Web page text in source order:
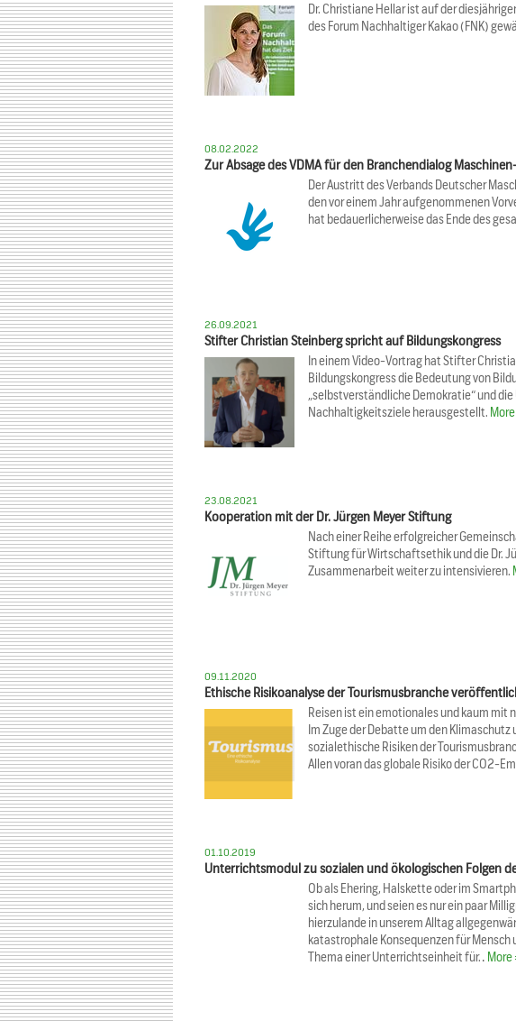
Dr. Christiane Hellar ist auf der
des Forum Nachhaltiger Kakao (FNK)
08.02.2022
Zur Absage des VDMA für den Branchendialog
Der Austritt des Verbands Deutscher
den vor einem Jahr aufgenommenen
hat bedauerlicherweise das Ende des
26.09.2021
Stifter Christian Steinberg spricht auf Bildungskongress
In einem Video-Vortrag hat Stifter
Bildungskongress die Bedeutung von
„selbstverständliche Demokratie“ und
Nachhaltigkeitsziele herausgestellt.
23.08.2021
Kooperation mit der Dr. Jürgen Meyer Stiftung
Nach einer Reihe erfolgreicher
Stiftung für Wirtschaftsethik und die Dr.
Zusammenarbeit weiter zu intensivieren.
09.11.2020
Ethische Risikoanalyse der Tourismusbranche
Reisen ist ein emotionales und kaum mit
Im Zuge der Debatte um den
sozialethische Risiken der
Allen voran das globale Risiko der CO2-
01.10.2019
Unterrichtsmodul zu sozialen und ökologischen Folgen
Ob als Ehering, Halskette oder im
sich herum, und seien es nur ein paar
hierzulande in unserem Alltag
katastrophale Konsequenzen für Mensch
Thema einer Unterrichtseinheit für… More